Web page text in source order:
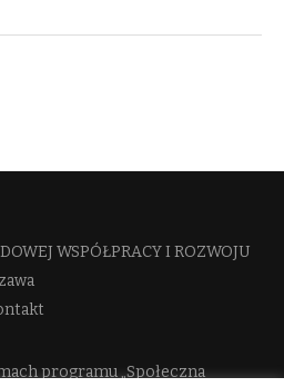
WSPÓŁPRACY I ROZWOJU​
programu „Społeczna